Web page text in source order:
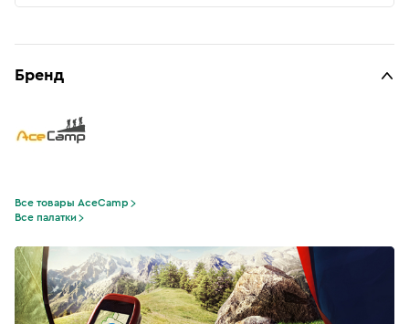
Бренд
Все товары AceCamp
Все палатки